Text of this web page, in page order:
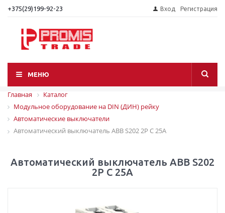
+375(29)199-92-23 Вход Регистрация
МЕНЮ
Главная
Каталог
Модульное оборудование на DIN (ДИН) рейку
Автоматические выключатели
Автоматический выключатель ABB S202 2P C 25A
Автоматический выключатель ABB S202
2P C 25A